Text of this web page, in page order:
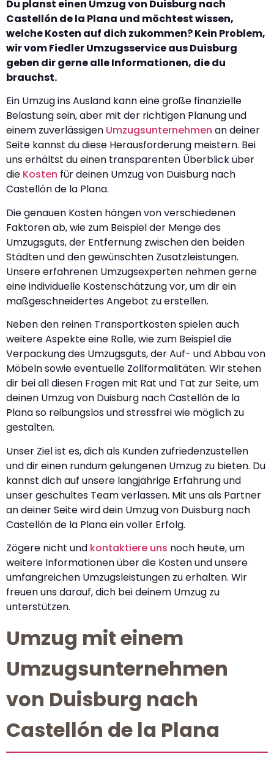
Du planst einen Umzug von Duisburg nach
Castellón de la Plana und möchtest wissen,
welche Kosten auf dich zukommen? Kein Problem,
wir vom Fiedler Umzugsservice aus Duisburg
geben dir gerne alle Informationen, die du
brauchst.
Ein Umzug ins Ausland kann eine große finanzielle
Belastung sein, aber mit der richtigen Planung und
einem zuverlässigen Umzugsunternehmen an deiner
Seite kannst du diese Herausforderung meistern. Bei
uns erhältst du einen transparenten Überblick über
die Kosten für deinen Umzug von Duisburg nach
Castellón de la Plana.
Die genauen Kosten hängen von verschiedenen
Faktoren ab, wie zum Beispiel der Menge des
Umzugsguts, der Entfernung zwischen den beiden
Städten und den gewünschten Zusatzleistungen.
Unsere erfahrenen Umzugsexperten nehmen gerne
eine individuelle Kostenschätzung vor, um dir ein
maßgeschneidertes Angebot zu erstellen.
Neben den reinen Transportkosten spielen auch
weitere Aspekte eine Rolle, wie zum Beispiel die
Verpackung des Umzugsguts, der Auf- und Abbau von
Möbeln sowie eventuelle Zollformalitäten. Wir stehen
dir bei all diesen Fragen mit Rat und Tat zur Seite, um
deinen Umzug von Duisburg nach Castellón de la
Plana so reibungslos und stressfrei wie möglich zu
gestalten.
Unser Ziel ist es, dich als Kunden zufriedenzustellen
und dir einen rundum gelungenen Umzug zu bieten. Du
kannst dich auf unsere langjährige Erfahrung und
unser geschultes Team verlassen. Mit uns als Partner
an deiner Seite wird dein Umzug von Duisburg nach
Castellón de la Plana ein voller Erfolg.
Zögere nicht und kontaktiere uns noch heute, um
weitere Informationen über die Kosten und unsere
umfangreichen Umzugsleistungen zu erhalten. Wir
freuen uns darauf, dich bei deinem Umzug zu
unterstützen.
Umzug mit einem
Umzugsunternehmen
von Duisburg nach
Castellón de la Plana